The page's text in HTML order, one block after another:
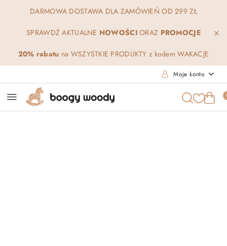
Przejdź do treści głównej
Przejdź do wyszukiwarki
Przejdź do moje konto
Przejdź do menu głównego
Przejdź do opisu produktu
Przejdź do stopki
DARMOWA DOSTAWA DLA ZAMÓWIEŃ OD 299 ZŁ
SPRAWDŹ AKTUALNE NOWOŚCIORAZ PROMOCJE
20% rabatu na WSZYSTKIE PRODUKTY z kodem WAKACJE
Moje konto